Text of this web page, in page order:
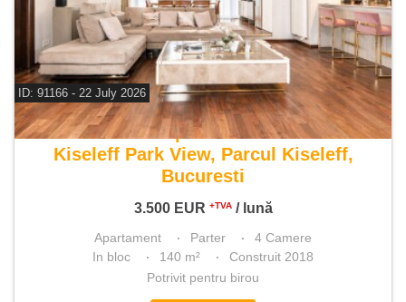
ID: 91166 - 22 July 2026
De inchiriat apartament 4 camere
Kiseleff Park View, Parcul Kiseleff,
Bucuresti
3.500 EUR +TVA/ lună
Apartament Parter
4 Camere
In bloc
140 m²
Construit 2018
Potrivit pentru birou